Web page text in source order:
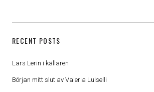
RECENT POSTS
Lars Lerin i källaren
Början mitt slut av Valeria Luiselli